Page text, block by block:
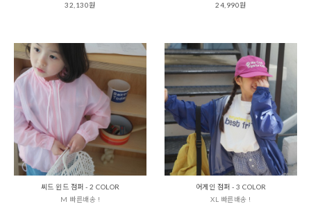
32,130원
24,990원
씨드 윈드 점퍼 - 2 COLOR
M 빠른배송 !
어게인 점퍼 - 3 COLOR
XL 빠른배송 !